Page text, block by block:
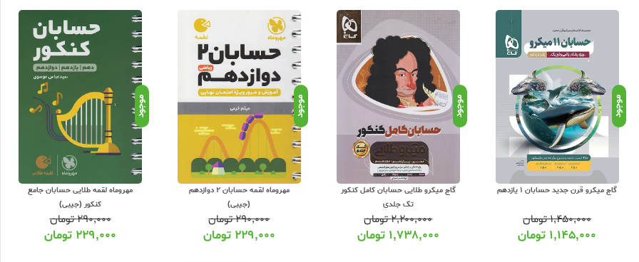
بخوانیم ؟
ریاضیاتی اولیه آشنا شوید. برای این منظور، می‌توانید از کتاب‌های درسی و منابع آموزشی در دسترس استفاده کنید. همچنین، می‌توانید به دنبال کلاس‌های آنلاین و
آشنا شوید. پس از آشنایی با مفاهیم اولیه درس حسابان، می‌توانید به مفاهیم پیچیده‌تر ورود کنید. برای یادگیری این بخش میتوانید از کتابهایی که به عنوان منبع اول
این کتابها در کنار آموزش های کتاب درسی ترفندهای حل مساله و آموزش های تکمیلی را به شما ارائه میکند. همچنین، حل تمرین‌ها و مسائل درسی نیز به شما کمک
میتوانید از کتابهای جمع بندی کنکور مثل فصل آزمون حسابان خیلی سبز یا موج آزمون حسابان نشر الگو استفاده کنید.
:
کنکور یک درس تحلیلی و یادگرفتنی است بنابراین کتابهای درس حسابان عموما شامل آموزش و درسنامه با ارائه نکات تستی و کنکوری در کنار بانک تست جامع از
اما سطح کتاب متناسب با دانسته های شما متفاوت است. عشق کتاب علاوه بر ارائه تمامی این کتابها با تخفیف، بررسی و تحلیل کامل محتوای کتاب ها را به شما ارائه
درس حسابان میتوان به کتابهای زیر اشاره نمود :
موجود
گاج میکرو قرن جدید حسابان 1 یازدهم
۱,۴۵۰,۰۰۰تومان
۱,۱۴۵,۰۰۰ تومان
موجود
گاج میکرو طلایی حسابان کامل کنکور
تک جلدی
۲,۲۰۰,۰۰۰تومان
۱,۷۳۸,۰۰۰ تومان
موجود
مهروماه لقمه حسابان 2 دوازدهم
(جیبی)
۲۹۰,۰۰۰تومان
۲۲۹,۰۰۰ تومان
موجود
مهروماه لقمه طلایی حسابان جامع
کنکور (جیبی)
۲۹۰,۰۰۰تومان
۲۲۹,۰۰۰ تومان